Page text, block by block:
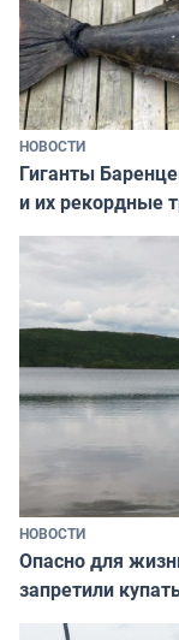
НОВОСТИ
Гиганты
и их рекордные
НОВОСТИ
Опасно для
запретили